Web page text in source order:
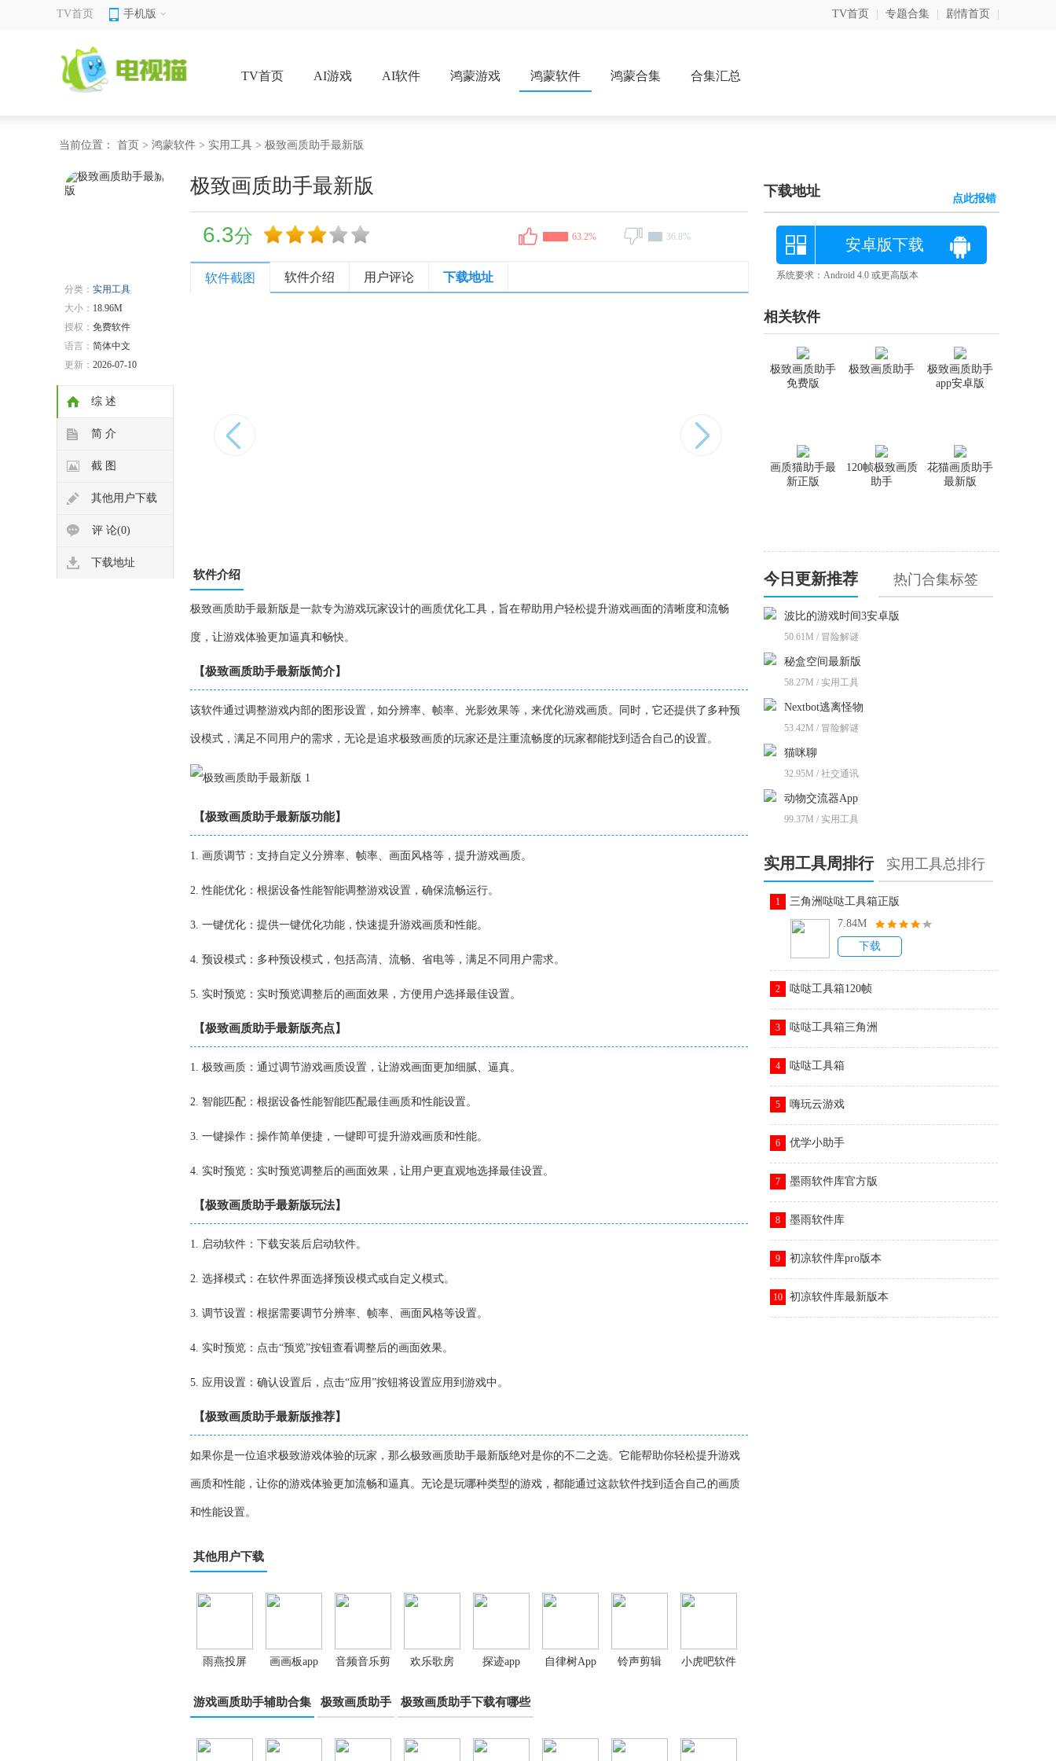
TV首页 手机版 TV首页 专题合集 剧情首页
TV首页 AI游戏 AI软件 鸿蒙游戏 鸿蒙软件 鸿蒙合集 合集汇总
当前位置： 首页 > 鸿蒙软件 > 实用工具 > 极致画质助手最新版
分类： 实用工具
大小： 18.96M
授权： 免费软件
语言： 简体中文
更新： 2026-07-10
综 述
简 介
截 图
其他用户下载
评 论(0)
下载地址
极致画质助手最新版
6.3分 63.2% 36.8%
软件截图 软件介绍 用户评论 下载地址
软件介绍
极致画质助手最新版是一款专为游戏玩家设计的画质优化工具，旨在帮助用户轻松提升游戏画面的清晰度和流畅
度，让游戏体验更加逼真和畅快。
【极致画质助手最新版简介】
该软件通过调整游戏内部的图形设置，如分辨率、帧率、光影效果等，来优化游戏画质。同时，它还提供了多种预
设模式，满足不同用户的需求，无论是追求极致画质的玩家还是注重流畅度的玩家都能找到适合自己的设置。
【极致画质助手最新版功能】
1. 画质调节：支持自定义分辨率、帧率、画面风格等，提升游戏画质。
2. 性能优化：根据设备性能智能调整游戏设置，确保流畅运行。
3. 一键优化：提供一键优化功能，快速提升游戏画质和性能。
4. 预设模式：多种预设模式，包括高清、流畅、省电等，满足不同用户需求。
5. 实时预览：实时预览调整后的画面效果，方便用户选择最佳设置。
【极致画质助手最新版亮点】
1. 极致画质：通过调节游戏画质设置，让游戏画面更加细腻、逼真。
2. 智能匹配：根据设备性能智能匹配最佳画质和性能设置。
3. 一键操作：操作简单便捷，一键即可提升游戏画质和性能。
4. 实时预览：实时预览调整后的画面效果，让用户更直观地选择最佳设置。
【极致画质助手最新版玩法】
1. 启动软件：下载安装后启动软件。
2. 选择模式：在软件界面选择预设模式或自定义模式。
3. 调节设置：根据需要调节分辨率、帧率、画面风格等设置。
4. 实时预览：点击“预览”按钮查看调整后的画面效果。
5. 应用设置：确认设置后，点击“应用”按钮将设置应用到游戏中。
【极致画质助手最新版推荐】
如果你是一位追求极致游戏体验的玩家，那么极致画质助手最新版绝对是你的不二之选。它能帮助你轻松提升游戏
画质和性能，让你的游戏体验更加流畅和逼真。无论是玩哪种类型的游戏，都能通过这款软件找到适合自己的画质
和性能设置。
其他用户下载
雨燕投屏 画画板app 音频音乐剪
辑手机版
欢乐歌房 探迹app 自律树App 铃声剪辑 小虎吧软件
游戏画质助手辅助合集 极致画质助手 极致画质助手下载有哪些
下载地址 点此报错
安卓版下载
系统要求：Android 4.0 或更高版本
相关软件
极致画质助手
app安卓版
极致画质助手
极致画质助手
免费版
花猫画质助手
最新版
120帧极致画质
助手
画质猫助手最
新正版
今日更新推荐 热门合集标签
波比的游戏时间3安卓版
50.61M / 冒险解谜
秘盒空间最新版
58.27M / 实用工具
Nextbot逃离怪物
53.42M / 冒险解谜
猫咪聊
32.95M / 社交通讯
动物交流器App
99.37M / 实用工具
实用工具周排行 实用工具总排行
1
三角洲哒哒工具箱正版
7.84M
下载
2 哒哒工具箱120帧
3 哒哒工具箱三角洲
4 哒哒工具箱
5 嗨玩云游戏
6 优学小助手
7 墨雨软件库官方版
8 墨雨软件库
9 初凉软件库pro版本
10 初凉软件库最新版本